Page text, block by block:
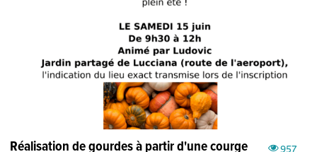
957
Réalisation de gourdes à partir d'une courge